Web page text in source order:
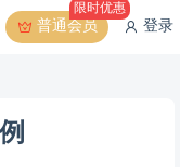
普通会员
限时优惠
登录